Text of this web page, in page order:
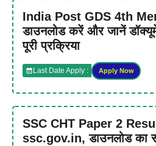
India Post GDS 4th
डाउनलोड करें और जानें
पूरी प्रक्रिया
Last Date Apply : Apply Now
SSC CHT Paper 2
ssc.gov.in, डाउनलोड का